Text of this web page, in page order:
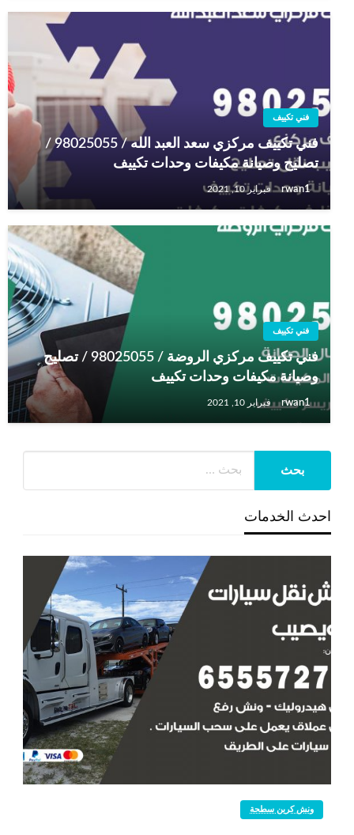
فني تكييف
فني تكييف مركزي سعد العبد الله / 98025055 /
تصليح وصيانة مكيفات وحدات تكييف
rwan1 فبراير 10, 2021
فني تكييف
فني تكييف مركزي الروضة / 98025055 / تصليح
وصيانة مكيفات وحدات تكييف
rwan1 فبراير 10, 2021
احدث الخدمات
ونش كرين سطحة